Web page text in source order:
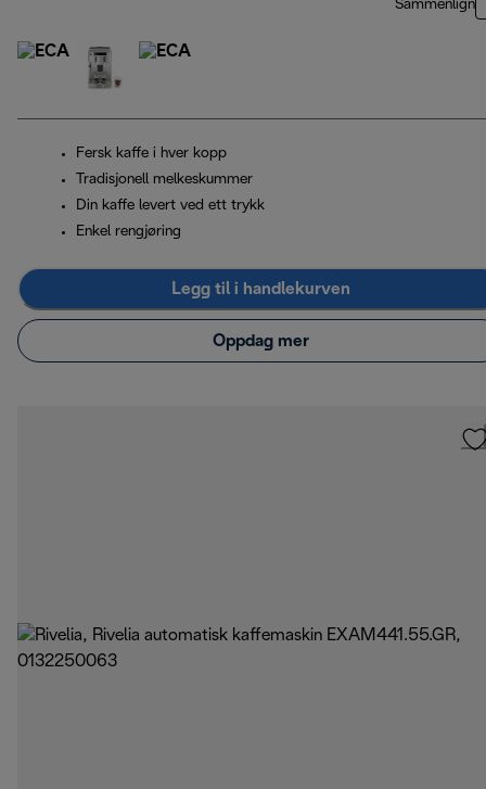
Sammenlign
Fersk kaffe i hver kopp
Tradisjonell melkeskummer
Din kaffe levert ved ett trykk
Enkel rengjøring
Legg til i handlekurven
Oppdag mer